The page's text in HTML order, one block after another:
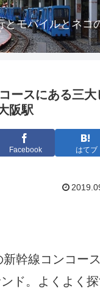
とモバイルとネコ
ースにある三
阪駅
Facebook はてブ
幹線コンコー
ド。よくよく